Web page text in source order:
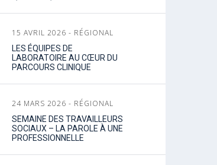
15 AVRIL 2026 - RÉGIONAL
LES ÉQUIPES DE
LABORATOIRE AU CŒUR DU
PARCOURS CLINIQUE
24 MARS 2026 - RÉGIONAL
SEMAINE DES TRAVAILLEURS
SOCIAUX – LA PAROLE À UNE
PROFESSIONNELLE